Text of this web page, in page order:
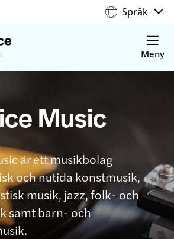
Språk
Meny
Music
är ett musikbolag
och nutida konstmusik,
musik, jazz, folk- och
samt barn- och